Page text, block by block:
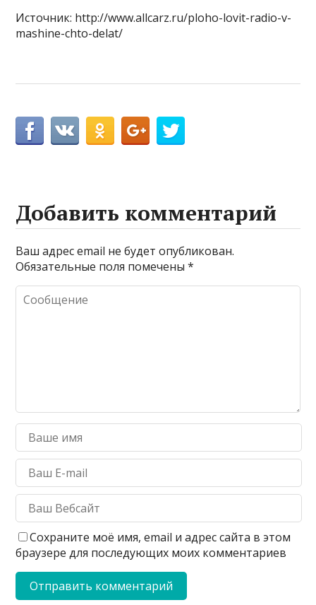
Источник: http://www.allcarz.ru/ploho-lovit-radio-v-
mashine-chto-delat/
Добавить комментарий
Ваш адрес email не будет опубликован.
Обязательные поля помечены*
Сохраните моё имя, email и адрес сайта в этом
браузере для последующих моих комментариев